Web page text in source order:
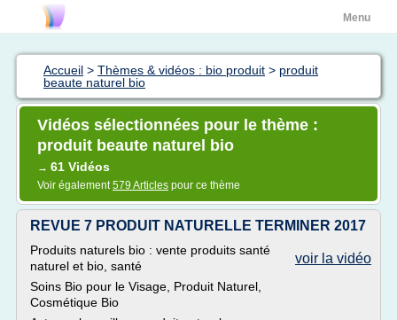
Menu
Accueil > Thèmes & vidéos : bio produit > produit
beaute naturel bio
Vidéos sélectionnées pour le thème :
produit beaute naturel bio
→ 61 Vidéos
Voir également579 Articles pour ce thème
REVUE 7 PRODUIT NATURELLE TERMINER 2017
voir la vidéo
Produits naturels bio : vente produits santé
naturel et bio, santé
Soins Bio pour le Visage, Produit Naturel,
Cosmétique Bio